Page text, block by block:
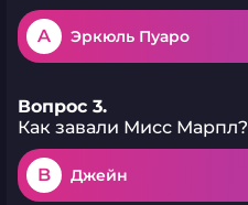
A Эркюль Пуаро
Вопрос 3.
Как завали Мисс Марпл?
B Джейн